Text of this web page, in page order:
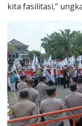
kita fasilitasi,”